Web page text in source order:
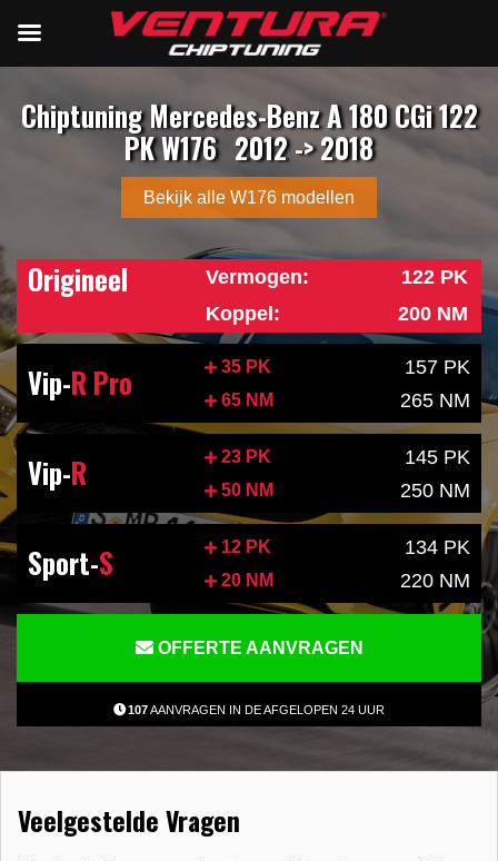
Chiptuning Mercedes-Benz A 180 CGi 122
PK W176 2012 -> 2018
Bekijk alle W176 modellen
Origineel Vermogen:
122 PK
Koppel:
200 NM
Vip-R Pro 35 PK 157 PK
65 NM 265 NM
Vip-R 23 PK 145 PK
50 NM 250 NM
Sport-S 12 PK 134 PK
20 NM 220 NM
OFFERTE AANVRAGEN
107AANVRAGEN IN DE AFGELOPEN 24 UUR
Veelgestelde Vragen